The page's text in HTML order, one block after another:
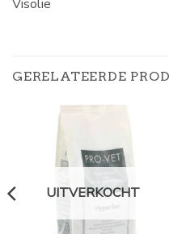
Visolie
GERELATEERDE
UITVERKOCHT